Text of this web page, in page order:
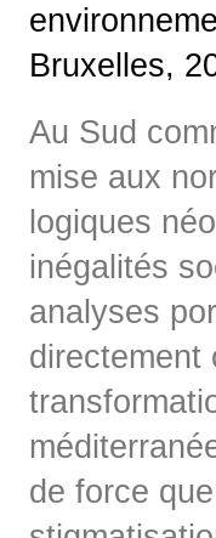
Bruxelles,
Au Sud
mise aux
logiques
inégalités
analyses
directement
de force